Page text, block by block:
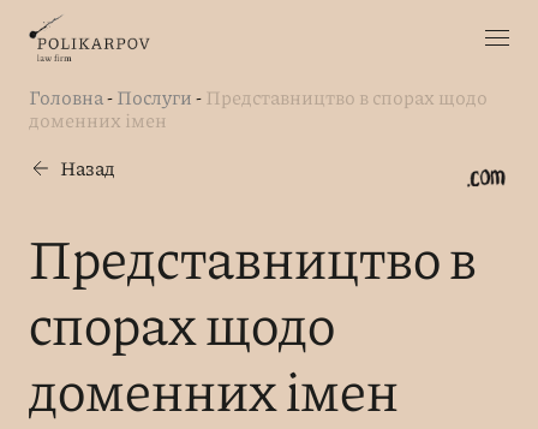
Назад
Головна-Послуги-Представництво в спорах щодо
доменних імен
Представництво в
спорах щодо
доменних імен